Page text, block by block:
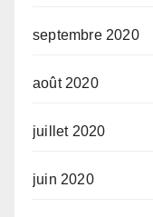
septembre 2020
août 2020
juillet 2020
juin 2020